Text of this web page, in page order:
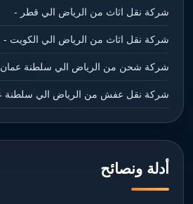
شركة نقل اثاث من الرياض الي قطر -
شركة نقل اثاث من الرياض الي الكويت -
شركة شحن من الرياض الي سلطنة
شركة نقل عفش من الرياض الي سلطنة
أدلة ونصائح